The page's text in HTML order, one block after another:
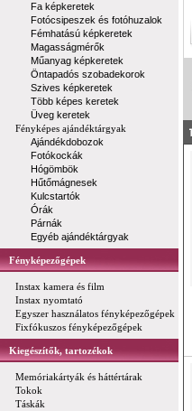
Fa képkeretek
Fotócsipeszek és fotóhuzalok
Fémhatású képkeretek
Magasságmérők
Műanyag képkeretek
Öntapadós szobadekorok
Szives képkeretek
Több képes keretek
Üveg keretek
Fényképes ajándéktárgyak
Ajándékdobozok
Fotókockák
Hógömbök
Hűtőmágnesek
Kulcstartók
Órák
Párnák
Egyéb ajándéktárgyak
Fényképezőgépek
Instax kamera és film
Instax nyomtató
Egyszer használatos fényképezőgépek
Fixfókuszos fényképezőgépek
Kiegészítők, tartozékok
Memóriakártyák és háttértárak
Tokok
Táskák